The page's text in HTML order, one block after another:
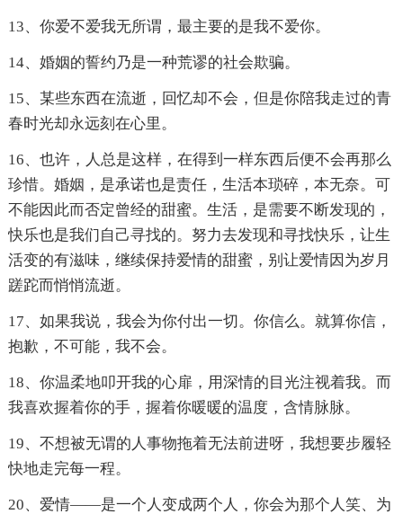
13、你爱不爱我无所谓，最主要的是我不爱你。
14、婚姻的誓约乃是一种荒谬的社会欺骗。
15、某些东西在流逝，回忆却不会，但是你陪我走过的青
春时光却永远刻在心里。
16、也许，人总是这样，在得到一样东西后便不会再那么
珍惜。婚姻，是承诺也是责任，生活本琐碎，本无奈。可
不能因此而否定曾经的甜蜜。生活，是需要不断发现的，
快乐也是我们自己寻找的。努力去发现和寻找快乐，让生
活变的有滋味，继续保持爱情的甜蜜，别让爱情因为岁月
蹉跎而悄悄流逝。
17、如果我说，我会为你付出一切。你信么。就算你信，
抱歉，不可能，我不会。
18、你温柔地叩开我的心扉，用深情的目光注视着我。而
我喜欢握着你的手，握着你暖暖的温度，含情脉脉。
19、不想被无谓的人事物拖着无法前进呀，我想要步履轻
快地走完每一程。
20、爱情——是一个人变成两个人，你会为那个人笑、为